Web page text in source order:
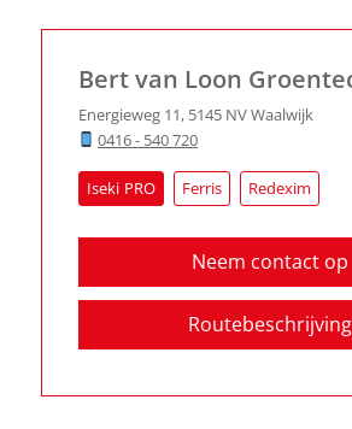
Bert van Loon
Energieweg 11, 5145 NVWaalwijk
0416 - 540 720
Iseki Ferris Redexim
Neem contact op
Routebeschrijving